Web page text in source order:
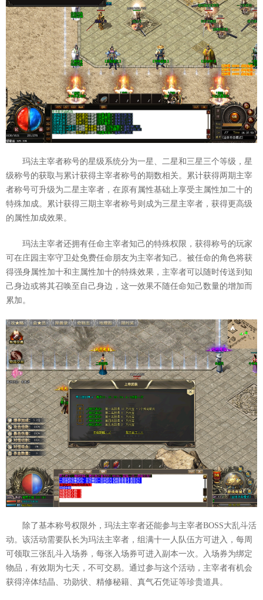
玛法主宰者称号的星级系统分为一星、二星和三星三个等级，星
级称号的获取与累计获得主宰者称号的期数相关。累计获得两期主宰
者称号可升级为二星主宰者，在原有属性基础上享受主属性加二十的
特殊加成。累计获得三期主宰者称号则成为三星主宰者，获得更高级
的属性加成效果。
玛法主宰者还拥有任命主宰者知己的特殊权限，获得称号的玩家
可在庄园主宰守卫处免费任命朋友为主宰者知己。被任命的角色将获
得强身属性加十和主属性加十的特殊效果，主宰者可以随时传送到知
己身边或将其召唤至自己身边，这一效果不随任命知己数量的增加而
累加。
除了基本称号权限外，玛法主宰者还能参与主宰者BOSS大乱斗活
动。该活动需要队长为玛法主宰者，组满十一人队伍方可进入，每周
可领取三张乱斗入场券，每张入场券可进入副本一次。入场券为绑定
物品，有效期为七天，不可交易。通过参与这个活动，主宰者有机会
获得淬体结晶、功勋状、精修秘籍、真气石凭证等珍贵道具。